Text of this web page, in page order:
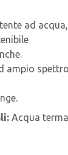
ad
ampio spettro
Acqua